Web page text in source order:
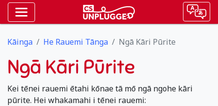
Kāinga He Rauemi Tānga Ngā Kāri Pūrite
Ngā Kāri Pūrite
Kei tēnei rauemi ētahi kōnae tā mō ngā ngohe kāri
pūrite. Hei whakamahi i tēnei rauemi: